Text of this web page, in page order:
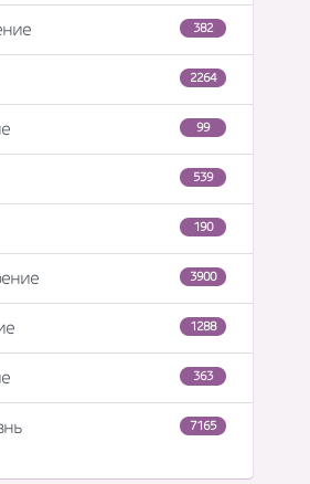
382
2264
99
539
190
3900
1288
363
7165